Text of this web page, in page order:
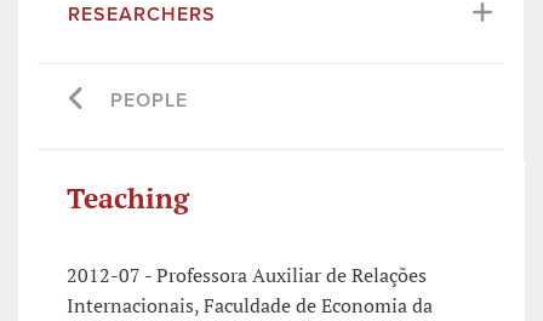
RESEARCHERS
PEOPLE
Teaching
2012-07 - Professora Auxiliar de Relações
Internacionais, Faculdade de Economia da